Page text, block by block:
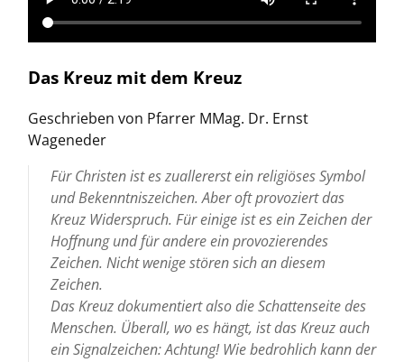
Das Kreuz mit dem Kreuz
Geschrieben von Pfarrer MMag. Dr. Ernst
Wageneder
Für Christen ist es zuallererst ein religiöses Symbol
und Bekenntniszeichen. Aber oft provoziert das
Kreuz Widerspruch. Für einige ist es ein Zeichen der
Hoffnung und für andere ein provozierendes
Zeichen. Nicht wenige stören sich an diesem
Zeichen.
Das Kreuz dokumentiert also die Schattenseite des
Menschen. Überall, wo es hängt, ist das Kreuz auch
ein Signalzeichen: Achtung! Wie bedrohlich kann der